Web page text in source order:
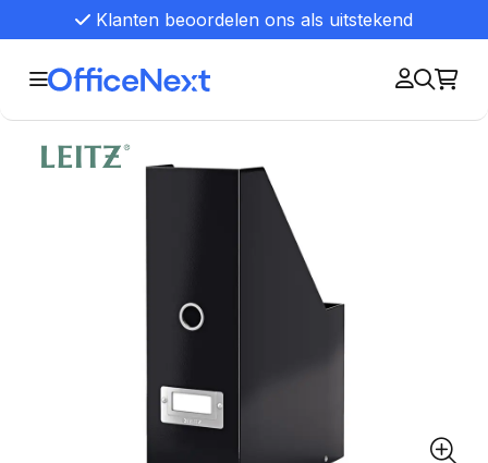
Klanten beoordelen ons als uitstekend